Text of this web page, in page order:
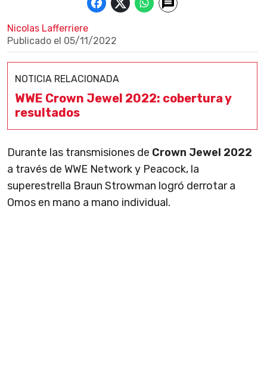
Nicolas Lafferriere
Publicado el 05/11/2022
NOTICIA RELACIONADA
WWE Crown Jewel 2022: cobertura y
resultados
Durante las transmisiones de Crown Jewel 2022
a través de WWE Network y Peacock, la
superestrella Braun Strowman logró derrotar a
Omos en mano a mano individual.